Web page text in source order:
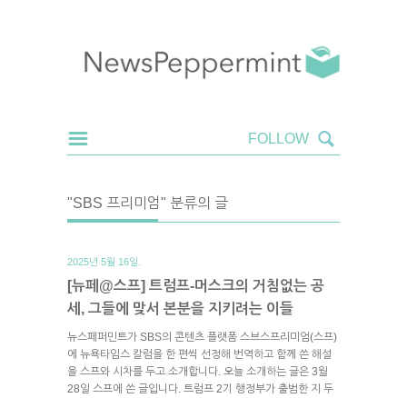
"SBS 프리미엄" 분류의 글
2025년 5월 16일.
[뉴페@스프] 트럼프-머스크의 거침없는 공
세, 그들에 맞서 본분을 지키려는 이들
뉴스페퍼민트가 SBS의 콘텐츠 플랫폼 스브스프리미엄(스프)
에 뉴욕타임스 칼럼을 한 편씩 선정해 번역하고 함께 쓴 해설
을 스프와 시차를 두고 소개합니다. 오늘 소개하는 글은 3월
28일 스프에 쓴 글입니다. 트럼프 2기 행정부가 출범한 지 두